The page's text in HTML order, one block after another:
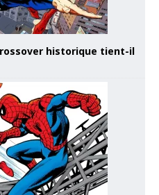
historique tient-il